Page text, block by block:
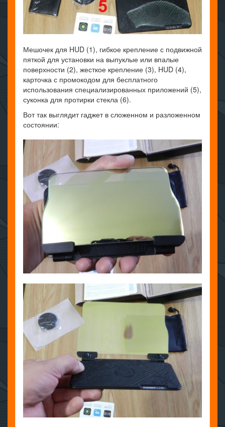
Мешочек для HUD (1), гибкое крепление с подвижной
пяткой для установки на выпуклые или впалые
поверхности (2), жесткое крепление (3), HUD (4),
карточка с промокодом для бесплатного
использования специализированных приложений (5),
суконка для протирки стекла (6).
Вот так выглядит гаджет в сложенном и разложенном
состоянии: